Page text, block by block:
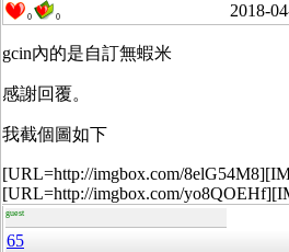
0 0 2018-
gcin內的是自訂無蝦米
感謝回覆。
我截個圖如下
[URL=http://imgbox.com/
[URL=http://imgbox.com/
guest
65